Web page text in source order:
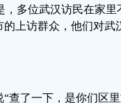
，多位武汉访民在家
上访群众，他们对武
查了一下，是你们区里